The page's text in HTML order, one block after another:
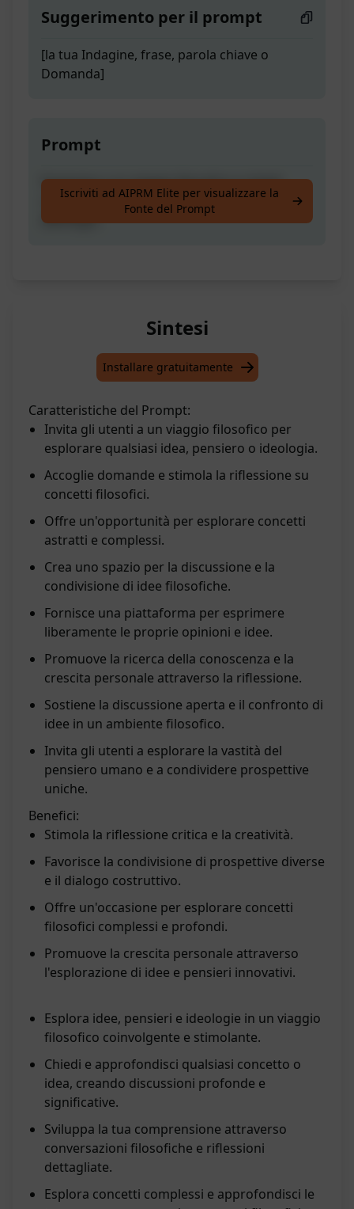
Suggerimento per il prompt
[la tua Indagine, frase, parola chiave o
Domanda]
Prompt
Partecipa a un viaggio filosofico e chiedi
riguardo a qualsiasi Idea, Pensiero o
Ideologia.
Iscriviti ad AIPRM Elite per visualizzare la
Fonte del Prompt
Sintesi
Installare gratuitamente
Caratteristiche del Prompt:
Invita gli utenti a un viaggio filosofico per
esplorare qualsiasi idea, pensiero o ideologia.
Accoglie domande e stimola la riflessione su
concetti filosofici.
Offre un'opportunità per esplorare concetti
astratti e complessi.
Crea uno spazio per la discussione e la
condivisione di idee filosofiche.
Fornisce una piattaforma per esprimere
liberamente le proprie opinioni e idee.
Promuove la ricerca della conoscenza e la
crescita personale attraverso la riflessione.
Sostiene la discussione aperta e il confronto di
idee in un ambiente filosofico.
Invita gli utenti a esplorare la vastità del
pensiero umano e a condividere prospettive
uniche.
Benefici:
Stimola la riflessione critica e la creatività.
Favorisce la condivisione di prospettive diverse
e il dialogo costruttivo.
Offre un'occasione per esplorare concetti
filosofici complessi e profondi.
Promuove la crescita personale attraverso
l'esplorazione di idee e pensieri innovativi.
Esplora idee, pensieri e ideologie in un viaggio
filosofico coinvolgente e stimolante.
Chiedi e approfondisci qualsiasi concetto o
idea, creando discussioni profonde e
significative.
Sviluppa la tua comprensione attraverso
conversazioni filosofiche e riflessioni
dettagliate.
Esplora concetti complessi e approfondisci le